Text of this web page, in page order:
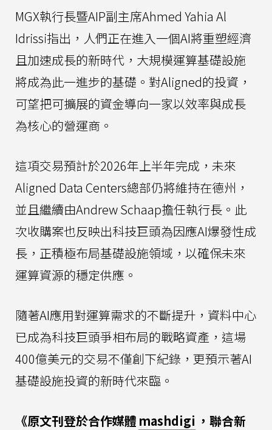
MGX執行長暨AIP副主席Ahmed Yahia Al
Idrissi指出，人們正在進入一個AI將重塑經濟
且加速成長的新時代，大規模運算基礎設施
將成為此一進步的基礎。對Aligned的投資，
可望把可擴展的資金導向一家以效率與成長
為核心的營運商。
這項交易預計於2026年上半年完成，未來
Aligned Data Centers總部仍將維持在德州，
並且繼續由Andrew Schaap擔任執行長。此
次收購案也反映出科技巨頭為因應AI爆發性成
長，正積極布局基礎設施領域，以確保未來
運算資源的穩定供應。
隨著AI應用對運算需求的不斷提升，資料中心
已成為科技巨頭爭相布局的戰略資產，這場
400億美元的交易不僅創下紀錄，更預示著AI
基礎設施投資的新時代來臨。
《原文刊登於合作媒體 mashdigi ，聯合新